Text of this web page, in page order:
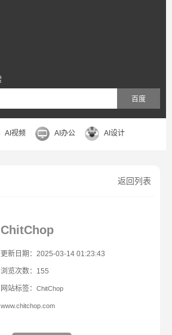
百度
AI视频 AI办公 AI设计
返回列表
ChitChop
更新日期：2025-03-14 01:23:43
浏览次数：155
网站标签：ChitChop
www.chitchop.com